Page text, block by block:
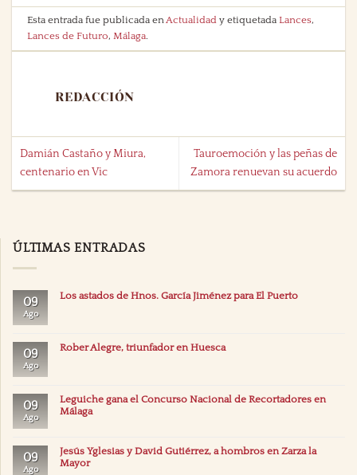
Esta entrada fue publicada enActualidad y etiquetadaLances,
Lances de Futuro,Málaga.
REDACCIÓN
Damián Castaño y Miura,
centenario en Vic
Tauroemoción y las peñas de
Zamora renuevan su acuerdo
ÚLTIMAS ENTRADAS
09
Ago
Los astados de Hnos. García Jiménez para El Puerto
09
Ago
Rober Alegre, triunfador en Huesca
09
Ago
Leguiche gana el Concurso Nacional de Recortadores en
Málaga
09
Ago
Jesús Yglesias y David Gutiérrez, a hombros en Zarza la
Mayor